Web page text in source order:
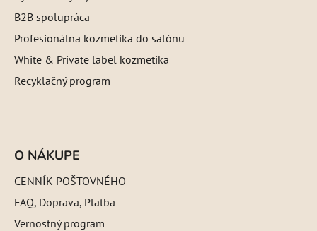
B2B spolupráca
Profesionálna kozmetika do salónu
White & Private label kozmetika
Recyklačný program
O NÁKUPE
CENNÍK POŠTOVNÉHO
FAQ, Doprava, Platba
Vernostný program